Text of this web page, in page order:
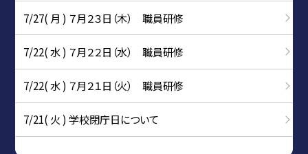
7/27( 月 ) ７月２３日（木） 職員研修
7/22( 水 ) ７月２２日（水） 職員研修
7/22( 水 ) ７月２１日（火） 職員研修
7/21( 火 ) 学校閉庁日について